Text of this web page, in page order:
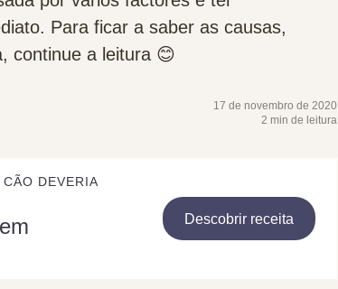
Para ficar a saber as causas,
continue a leitura 😊
17 de novembro de 2020
2 min de leitura
DEVERIA
Descobrir receita